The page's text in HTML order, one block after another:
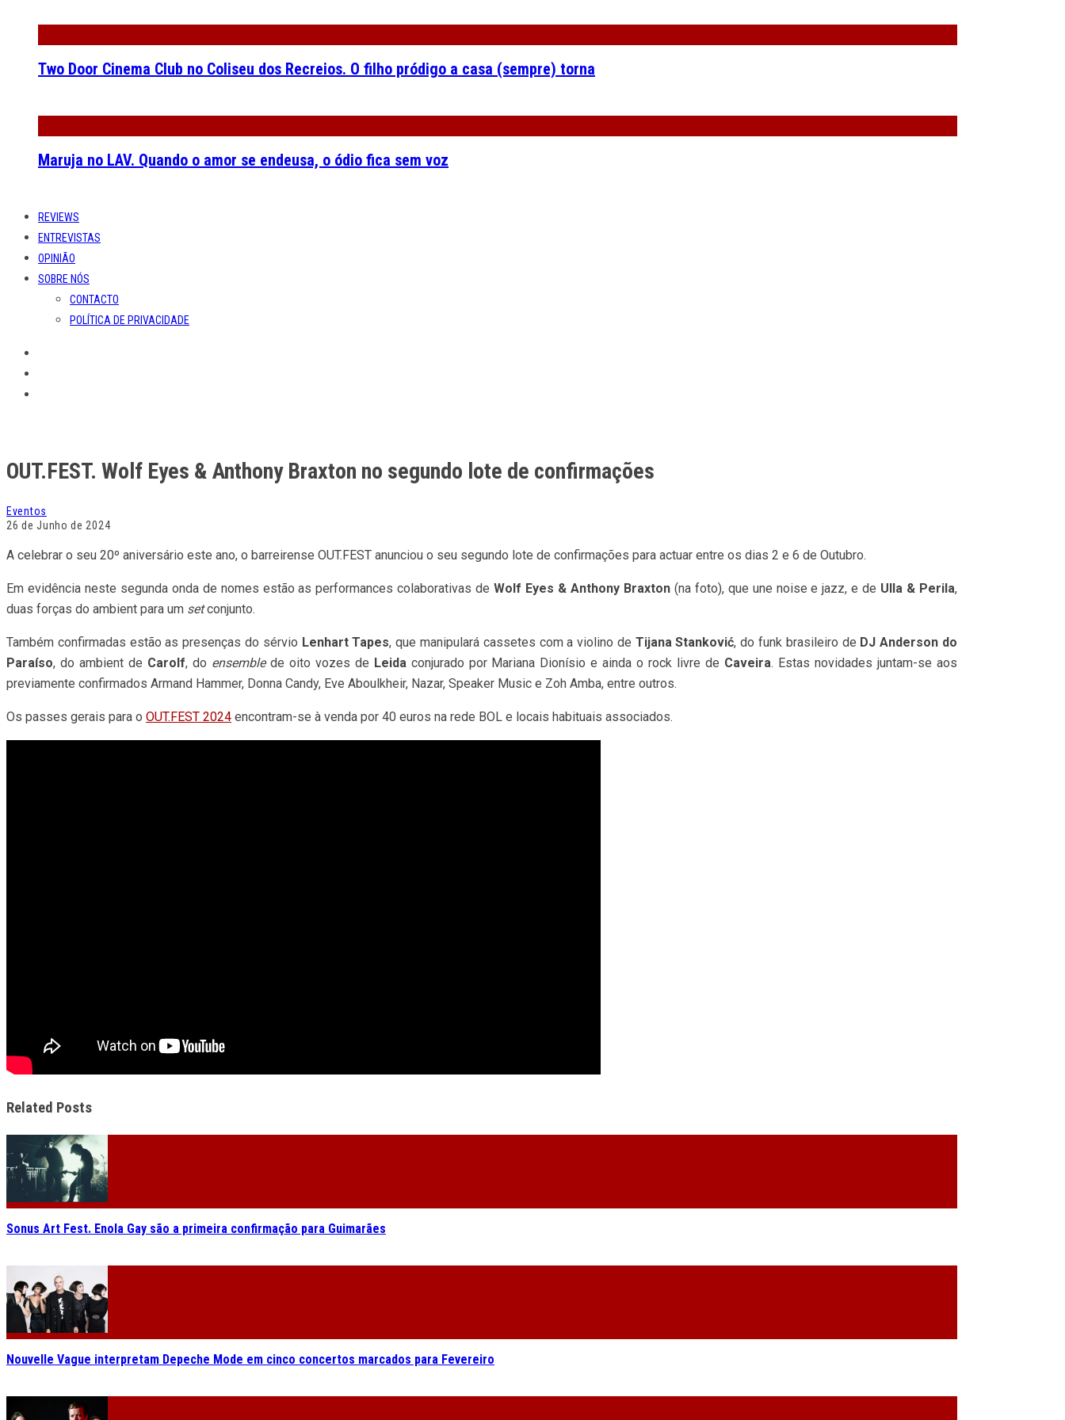
Two Door Cinema Club no Coliseu dos Recreios. O filho pródigo a casa (sempre) torna
Maruja no LAV. Quando o amor se endeusa, o ódio fica sem voz
REVIEWS
ENTREVISTAS
OPINIÃO
SOBRE NÓS
CONTACTO
POLÍTICA DE PRIVACIDADE
OUT.FEST. Wolf Eyes & Anthony Braxton no segundo lote de confirmações
Eventos
26 de Junho de 2024
A celebrar o seu 20º aniversário este ano, o barreirense OUT.FEST anunciou o seu segundo lote de confirmações para actuar entre os dias 2 e 6 de Outubro.
Em evidência neste segunda onda de nomes estão as performances colaborativas deWolf Eyes & Anthony Braxton(na foto), que une noise e jazz, e de Ulla & Perila,
duas forças do ambient para um setconjunto.
Também confirmadas estão as presenças do sérvio Lenhart Tapes, que manipulará cassetes com a violino de Tijana Stanković, do funk brasileiro de DJ Anderson do
Paraíso, do ambient de Carolf, do ensemblede oito vozes de Leidaconjurado por Mariana Dionísio e ainda o rock livre de Caveira. Estas novidades juntam-se aos
previamente confirmados Armand Hammer, Donna Candy, Eve Aboulkheir, Nazar, Speaker Music e Zoh Amba, entre outros.
Os passes gerais para o OUT.FEST 2024 encontram-se à venda por 40 euros na rede BOL e locais habituais associados.
Related Posts